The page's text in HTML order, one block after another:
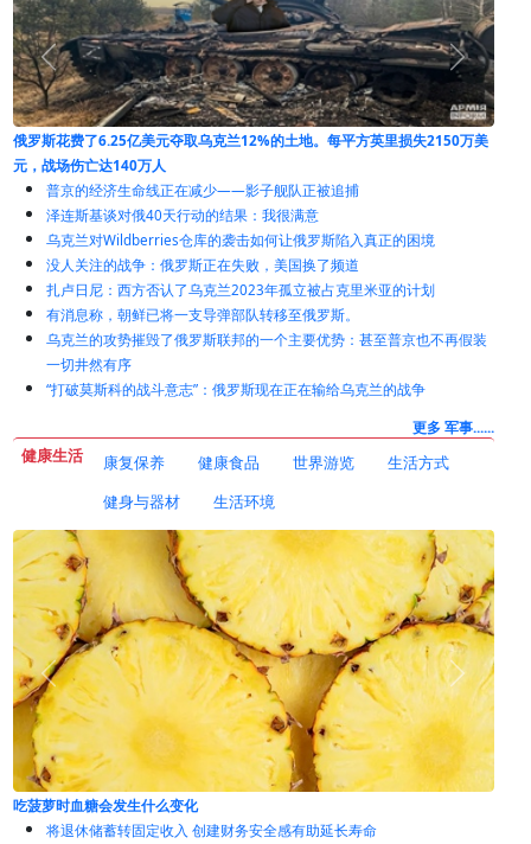
万美 尽管受到制裁和战争，俄罗斯的一个工业依然蓬勃发展
普京的经济生命线正在减少——影子舰队正被追捕
泽连斯基谈对俄40天行动的结果：我很满意
乌克兰对Wildberries仓库的袭击如何让俄罗斯陷入真正的困境
没人关注的战争：俄罗斯正在失败，美国换了频道
扎卢日尼：西方否认了乌克兰2023年孤立被占克里米亚的计划
有消息称，朝鲜已将一支导弹部队转移至俄罗斯。
乌克兰的攻势摧毁了俄罗斯联邦的一个主要优势：甚至普京也不再假装
一切井然有序
“打破莫斯科的战斗意志”：俄罗斯现在正在输给乌克兰的战争
更多 军事......
健康生活 康复保养 健康食品 世界游览
生活方式
健身与器材
生活环境
每天吃蓝莓时，你的身体会发生什么
将退休储蓄转固定收入 创建财务安全感有助延长寿命